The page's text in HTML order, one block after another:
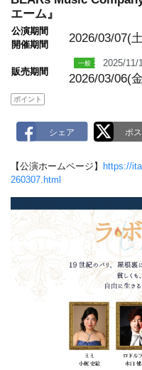
エーム』
公演期間
開催期間
2026/03/07(
販売期間
2025/11/
2026/03/06(
ポイント
【公演ホームページ】
https://
260307.html